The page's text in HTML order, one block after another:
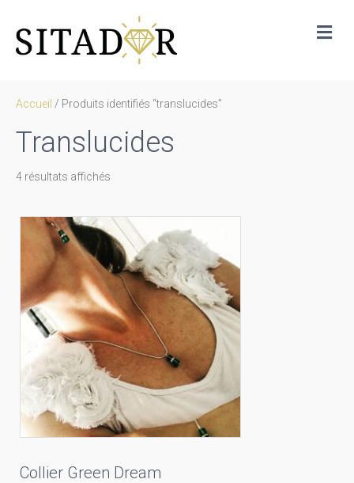
Accueil / Produits identifiés “translucides”
Translucides
4 résultats affichés
décroissant
Collier Green Dream